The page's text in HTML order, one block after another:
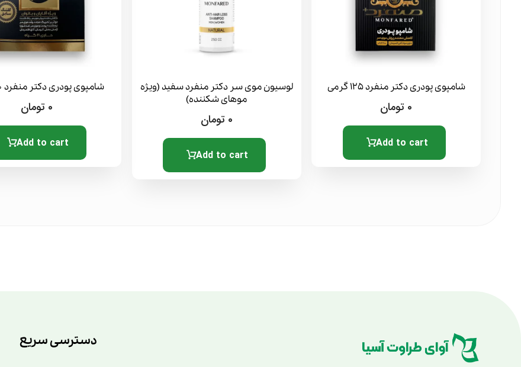
شامپوی پودری دکتر منفرد 125 گرمی
0 تومان
Add to cart
لوسیون موی سر دکتر منفرد سفید (ویژه
موهای شکننده)
0 تومان
Add to cart
شامپوی پودری دکتر منفرد 50 گرمی
0 تومان
Add to cart
دسترسی سریع